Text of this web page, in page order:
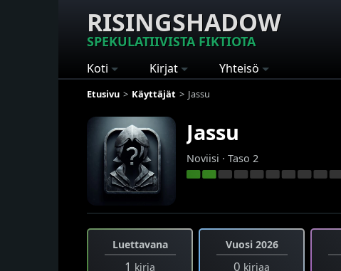
RISINGSHADOW
SPEKULATIIVISTA FIKTIOTA
Koti Kirjat Yhteisö
Etusivu Käyttäjät Jassu
Jassu
Noviisi · Taso 2
Luettavana
1 kirja
Vuosi 2026
0 kirjaa